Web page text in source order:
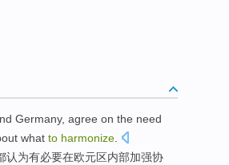
Germany, agree on the need
what to harmonize
认为有必要在欧元区内部加强协